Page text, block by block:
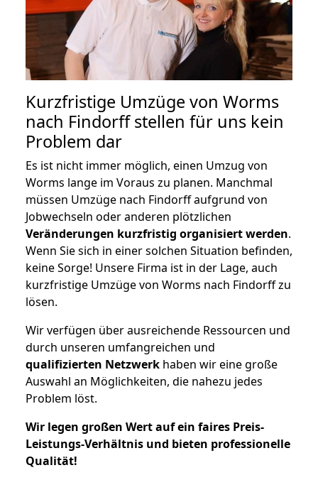
Kurzfristige Umzüge von Worms
nach Findorff stellen für uns kein
Problem dar
Es ist nicht immer möglich, einen Umzug von
Worms lange im Voraus zu planen. Manchmal
müssen Umzüge nach Findorff aufgrund von
Jobwechseln oder anderen plötzlichen
Veränderungen kurzfristig organisiert werden.
Wenn Sie sich in einer solchen Situation befinden,
keine Sorge! Unsere Firma ist in der Lage, auch
kurzfristige Umzüge von Worms nach Findorff zu
lösen.
Wir verfügen über ausreichende Ressourcen und
durch unseren umfangreichen und
qualifizierten Netzwerk haben wir eine große
Auswahl an Möglichkeiten, die nahezu jedes
Problem löst.
Wir legen großen Wert auf ein faires Preis-
Leistungs-Verhältnis und bieten professionelle
Qualität!